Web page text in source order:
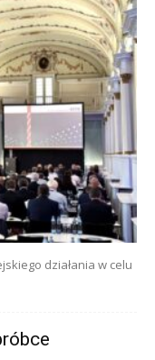
działania w celu